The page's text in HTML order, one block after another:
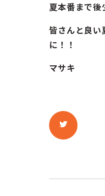
夏本番まで後
皆さんと良い
に！！
マサキ